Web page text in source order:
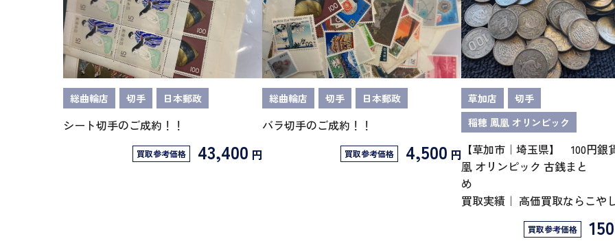
総曲輪店 切手 日本郵政
シート切手のご成約！！
買取参考価格 43,400 円
総曲輪店 切手 日本郵政
バラ切手のご成約！！
買取参考価格 4,500 円
草加店
切手
稲穂 鳳凰 オリンピック
【草加市｜埼玉県】 100円銀
凰 オリンピック 古銭まと
買取実績｜ 高価買取ならこ
買取参考価格